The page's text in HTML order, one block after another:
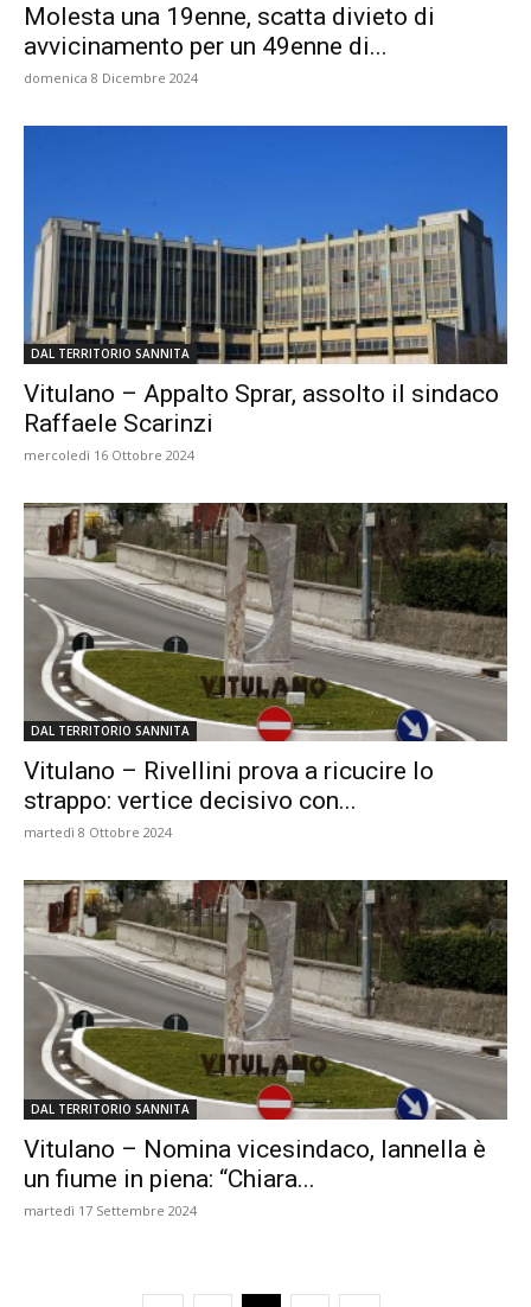
Molesta una 19enne, scatta divieto di
avvicinamento per un 49enne di...
domenica 8 Dicembre 2024
DAL TERRITORIO SANNITA
Vitulano – Appalto Sprar, assolto il sindaco
Raffaele Scarinzi
mercoledì 16 Ottobre 2024
DAL TERRITORIO SANNITA
Vitulano – Rivellini prova a ricucire lo
strappo: vertice decisivo con...
martedì 8 Ottobre 2024
DAL TERRITORIO SANNITA
Vitulano – Nomina vicesindaco, Iannella è
un fiume in piena: “Chiara...
martedì 17 Settembre 2024